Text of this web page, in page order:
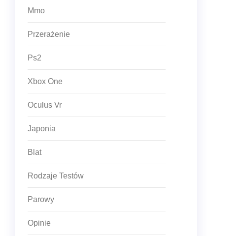
Mmo
Przerażenie
Ps2
Xbox One
Oculus Vr
Japonia
Blat
Rodzaje Testów
Parowy
Opinie